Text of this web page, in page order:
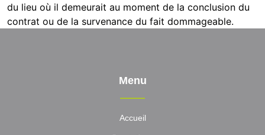
du lieu où il demeurait au moment de la conclusion du
contrat ou de la survenance du fait dommageable.
Menu
Accueil